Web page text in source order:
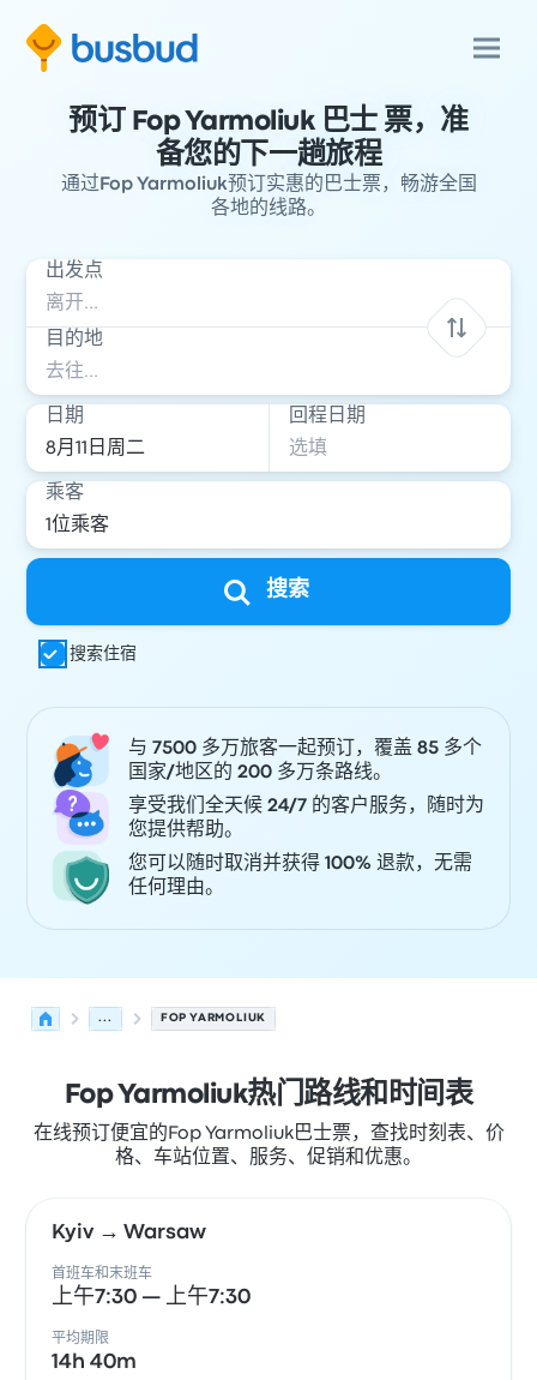
预订 Fop Yarmoliuk 巴士 票，准
备您的下一趟旅程
通过Fop Yarmoliuk预订实惠的巴士票，畅游全国
各地的线路。
出发点
目的地
日期 回程日期
乘客
搜索
搜索住宿
与 7500 多万旅客一起预订，覆盖 85 多个
国家/地区的 200 多万条路线。
享受我们全天候 24/7 的客户服务，随时为
您提供帮助。
您可以随时取消并获得 100% 退款，无需
任何理由。
... FOP YARMOLIUK
Fop Yarmoliuk热门路线和时间表
在线预订便宜的Fop Yarmoliuk巴士票，查找时刻表、价
格、车站位置、服务、促销和优惠。
Kyiv → Warsaw
首班车和末班车
上午7:30 — 上午7:30
平均期限
14h 40m